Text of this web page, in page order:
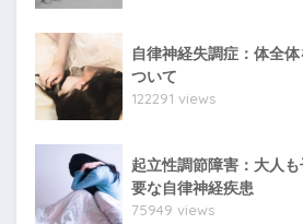
自律神経失調症：体全
ついて
122291 views
起立性調節障害：大人
要な自律神経疾患
75949 views